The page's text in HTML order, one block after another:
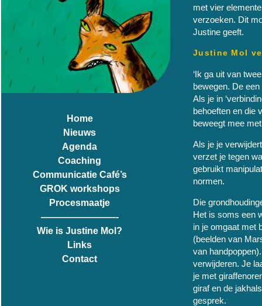
Home
Nieuws
Agenda
Coaching
Communicatie Café’s
GROK workshops
Procesmaatje
————————-
Wie is Justine Mol?
Links
Contact
met vier
verzoeken. Dit
Justine geeft.
Justine Mol
‘Ik ga uit van
bewegen. De een
Als je in
behoeften en die
beweegt mee
Als je je
verzet je tegen
gebruikt
normen.
Die
Het is soms een
in je omgaat met
(beelden van
van
verwijderen. Je
je met
giraf en de
gesprek.